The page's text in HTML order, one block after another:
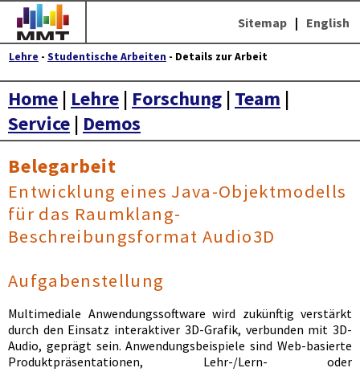
Sitemap | English
Lehre - Studentische Arbeiten - Details zur Arbeit
Home | Lehre | Forschung | Team |
Service | Demos
Belegarbeit
Entwicklung eines Java-Objektmodells
für das Raumklang-
Beschreibungsformat Audio3D
Aufgabenstellung
Multimediale Anwendungssoftware wird zukünftig verstärkt
durch den Einsatz interaktiver 3D-Grafik, verbunden mit 3D-
Audio, geprägt sein. Anwendungsbeispiele sind Web-basierte
Produktpräsentationen, Lehr-/Lern- oder